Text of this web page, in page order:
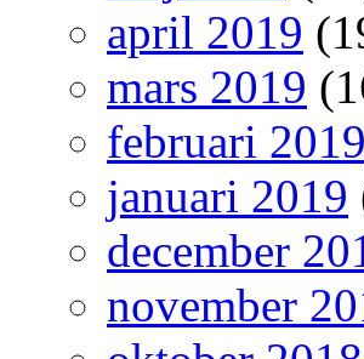
april 2019
mars 2019
februari 2019
januari 2019
december
november